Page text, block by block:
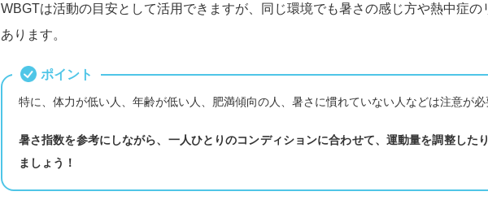
WBGTは活動の目安として活用できますが、同じ環境でも暑さの感じ方や熱中症の
あります。
ポイント
特に、体力が低い人、年齢が低い人、肥満傾向の人、暑さに慣れていない人などは注意が必
暑さ指数を参考にしながら、一人ひとりのコンディションに合わせて、運動量を調整した
ましょう！